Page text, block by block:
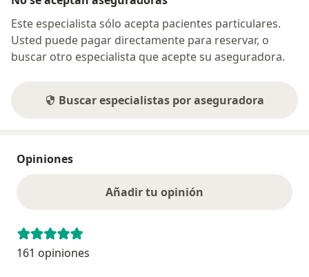
Este especialista sólo acepta pacientes particulares.
Usted puede pagar directamente para reservar, o
buscar otro especialista que acepte su aseguradora.
Buscar especialistas por aseguradora
Opiniones
Añadir tu opinión
161 opiniones